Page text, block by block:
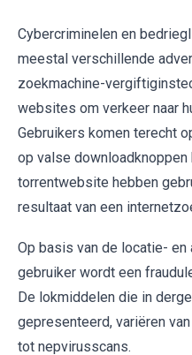
Cybercriminelen en
meestal verschillende
zoekmachine-
websites om verkeer naar
Gebruikers komen terecht
op valse
torrentwebsite hebben
resultaat van een
Op basis van de locatie- en
gebruiker wordt een
De lokmiddelen die in
gepresenteerd, variëren
tot nepvirusscans.